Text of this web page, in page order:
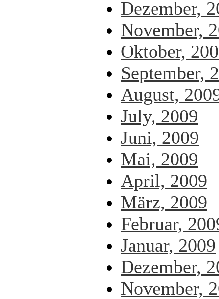
Dezember,
November,
Oktober,
September,
August,
July, 2009
Juni, 2009
Mai, 2009
April, 2009
März, 2009
Februar,
Januar, 2009
Dezember,
November,